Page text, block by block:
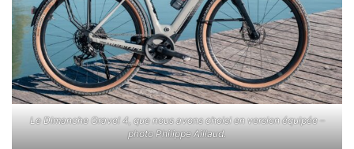
Le Dimanche Gravel 4, que nous avons choisi en version équipée –
photo Philippe Aillaud.